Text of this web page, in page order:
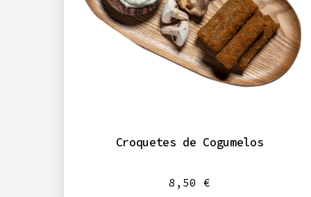
Croquetes de Cogumelos
8,50 €